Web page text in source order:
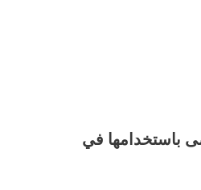
باستخدامها في